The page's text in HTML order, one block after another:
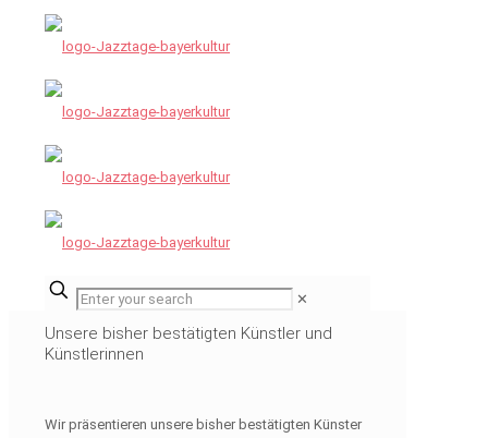
✕
Unsere bisher bestätigten Künstler und
Künstlerinnen
Wir präsentieren unsere bisher bestätigten Künster